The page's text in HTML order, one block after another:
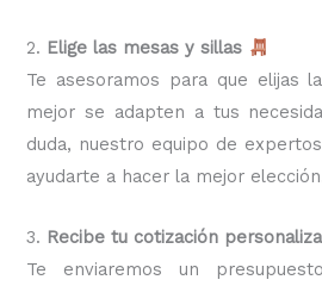
2. Elige las mesas y sillas
Te asesoramos para que elijas
mejor se adapten a tus
duda, nuestro equipo de
ayudarte a hacer la mejor
3. Recibe tu cotización
Te enviaremos un